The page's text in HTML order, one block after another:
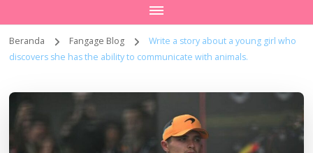
Beranda Fangage Blog
Write a story about a young girl who
discovers she has the ability to communicate with animals.